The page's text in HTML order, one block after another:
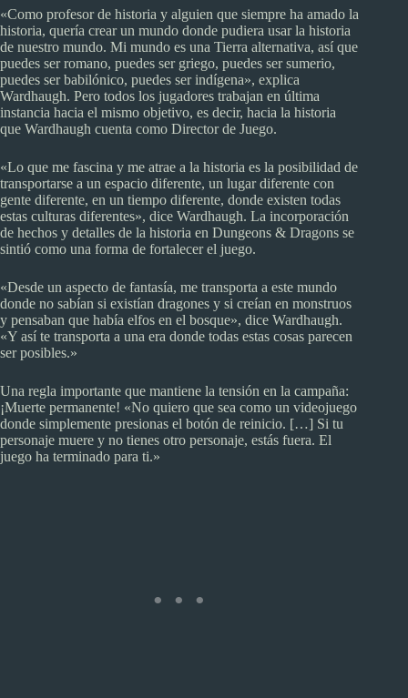
«Como profesor de historia y alguien que siempre ha amado la
historia, quería crear un mundo donde pudiera usar la historia
de nuestro mundo. Mi mundo es una Tierra alternativa, así que
puedes ser romano, puedes ser griego, puedes ser sumerio,
puedes ser babilónico, puedes ser indígena», explica
Wardhaugh. Pero todos los jugadores trabajan en última
instancia hacia el mismo objetivo, es decir, hacia la historia
que Wardhaugh cuenta como Director de Juego.
«Lo que me fascina y me atrae a la historia es la posibilidad de
transportarse a un espacio diferente, un lugar diferente con
gente diferente, en un tiempo diferente, donde existen todas
estas culturas diferentes», dice Wardhaugh. La incorporación
de hechos y detalles de la historia en Dungeons & Dragons se
sintió como una forma de fortalecer el juego.
«Desde un aspecto de fantasía, me transporta a este mundo
donde no sabían si existían dragones y si creían en monstruos
y pensaban que había elfos en el bosque», dice Wardhaugh.
«Y así te transporta a una era donde todas estas cosas parecen
ser posibles.»
Una regla importante que mantiene la tensión en la campaña:
¡Muerte permanente! «No quiero que sea como un videojuego
donde simplemente presionas el botón de reinicio. […] Si tu
personaje muere y no tienes otro personaje, estás fuera. El
juego ha terminado para ti.»